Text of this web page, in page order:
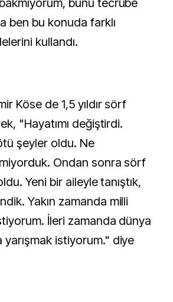
bunu tecrübe
ben bu konuda farklı
kullandı.
Köse de 1,5 yıldır sörf
"Hayatımı değiştirdi.
şeyler oldu. Ne
Ondan sonra sörf
Yeni bir aileyle tanıştık,
Yakın zamanda milli
İleri zamanda dünya
yarışmak istiyorum." diye